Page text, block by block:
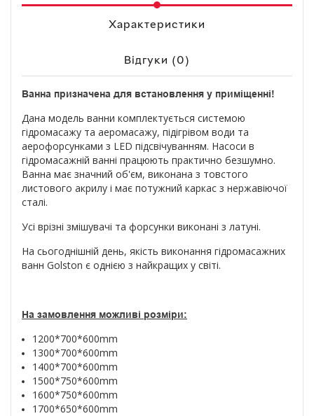
Характеристики
Відгуки (0)
Ванна призначена для встановлення у приміщенні!
Дана модель ванни комплектується системою
гідромасажу та аеромасажу, підігрівом води та
аерофорсунками з LED підсвічуванням. Насоси в
гідромасажній ванні працюють практично безшумно.
Ванна має значний об'єм, виконана з товстого
листового акрилу і має потужний каркас з нержавіючої
сталі.
Усі врізні змішувачі та форсунки виконані з латуні.
На сьогоднішній день, якість виконання гідромасажних
ванн Golston є однією з найкращих у світі.
На замовлення можливі розміри:
1200*700*600mm
1300*700*600mm
1400*700*600mm
1500*750*600mm
1600*750*600mm
1700*650*600mm